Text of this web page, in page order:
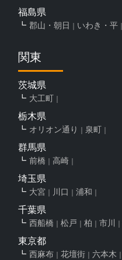
福島県
郡山・朝日 いわき・平
関東
茨城県
大工町
栃木県
オリオン通り 泉町
群馬県
前橋 高崎
埼玉県
大宮 川口 浦和
千葉県
西船橋 松戸 柏 市川
東京都
西麻布 花壇街 六本木